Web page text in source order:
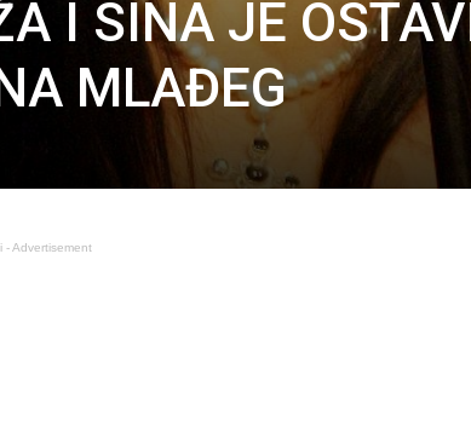
I SINA JE
MLAĐEG
- Advertisement